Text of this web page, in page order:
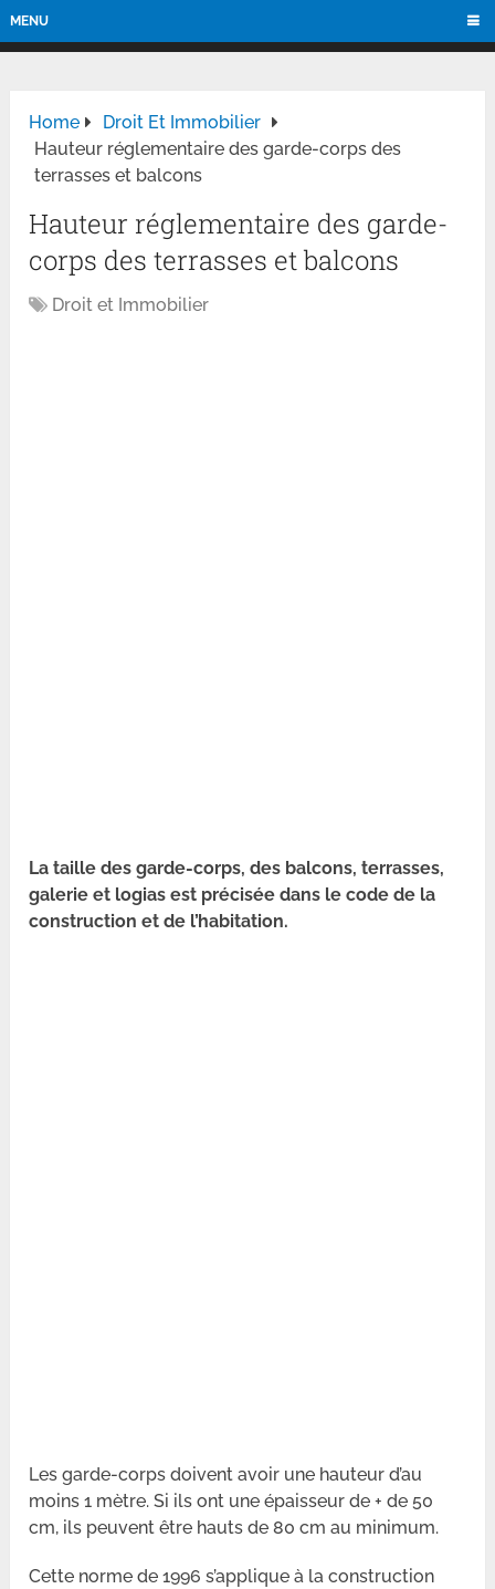
MENU
Home
Droit Et Immobilier
Hauteur réglementaire des garde-corps des
terrasses et balcons
Hauteur réglementaire des garde-
corps des terrasses et balcons
Droit et Immobilier
La taille des garde-corps, des balcons, terrasses,
galerie et logias est précisée dans le code de la
construction et de l’habitation.
Les garde-corps doivent avoir une hauteur d’au
moins 1 mètre. Si ils ont une épaisseur de + de 50
cm, ils peuvent être hauts de 80 cm au minimum.
Cette norme de 1996 s’applique à la construction